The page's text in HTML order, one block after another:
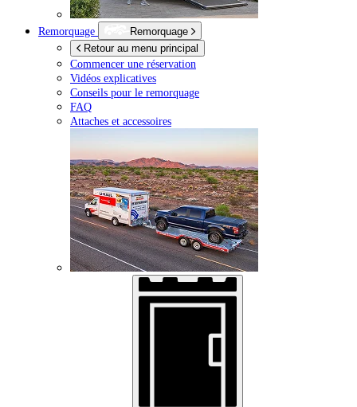
Remorquage
Remorquage
Retour au menu principal
Commencer une réservation
Vidéos explicatives
Conseils pour le remorquage
FAQ
Attaches et accessoires